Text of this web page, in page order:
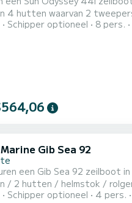
4 hutten waarvan 2
/ rolgenua / doorgelat
Schipper optioneel 8 pers.
Gib Sea 92
een Gib Sea 92 zeilboot in de
/ 2 hutten / helmstok /
6€ + 3€/dag Gratis nacht aan boord de dag vóór uw vertrek / nacht aan
Schipper optioneel 4 pers.